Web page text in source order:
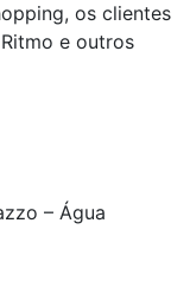
os clientes
e outros
– Água